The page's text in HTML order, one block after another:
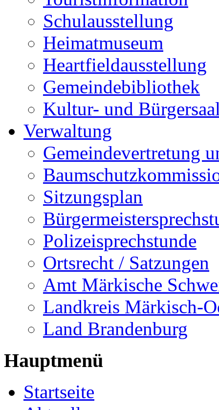
Schulausstellung
Heimatmuseum
Heartfieldausstellung
Gemeindebibliothek
Kultur- und
Verwaltung
Gemeindevertretung
Sitzungsplan
Polizeisprechstunde
Ortsrecht / Satzungen
Amt Märkische
Landkreis Märkisch-
Land Brandenburg
Hauptmenü
Startseite